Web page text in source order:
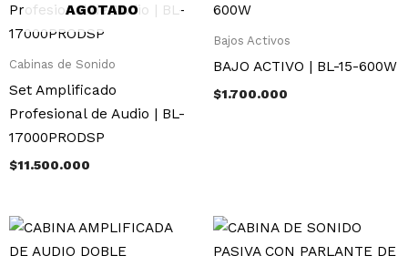
AGOTADO
Cabinas de Sonido
Set Amplificado
Profesional de Audio | BL-
17000PRODSP
$11.500.000
Bajos Activos
BAJO ACTIVO | BL-15-600W
$1.700.000